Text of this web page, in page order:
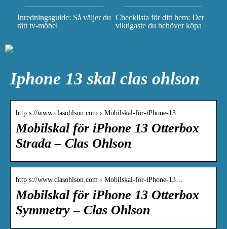
Inredningsguide: Så väljer du
rätt tv-möbel
Checklista för ditt hem: Det
viktigaste du behöver köpa
Iphone 13 skal clas ohlson
http s://www.clasohlson.com › Mobilskal-för-iPhone-13…
Mobilskal för iPhone 13 Otterbox
Strada – Clas Ohlson
http s://www.clasohlson.com › Mobilskal-för-iPhone-13…
Mobilskal för iPhone 13 Otterbox
Symmetry – Clas Ohlson